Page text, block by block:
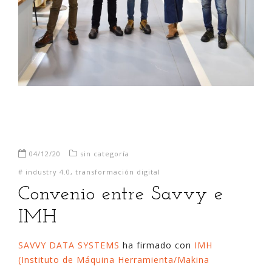
04/12/20
sin categoría
# industry 4.0 , transformación digital
Convenio entre Savvy e
IMH
SAVVY DATA SYSTEMS ha firmado con IMH
(Instituto de Máquina Herramienta/Makina